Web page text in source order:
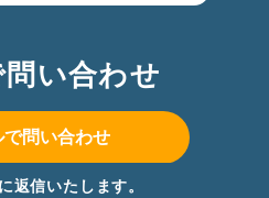
い合わせ
問い合わせ
返信いたします。